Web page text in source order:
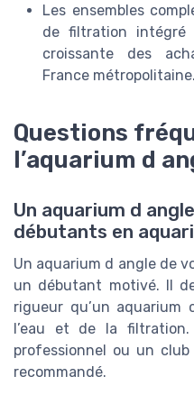
Les ensembles
de filtration intégré
croissante des
France métropolitaine.
Questions
l’aquarium d
Un aquarium d
débutants en
Un aquarium d angle de
un débutant motivé. Il
rigueur qu’un aquarium
l’eau et de la filtration.
professionnel ou un
recommandé.